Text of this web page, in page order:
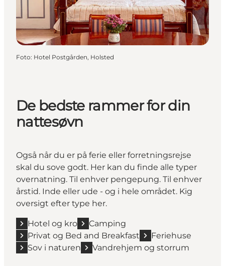
Foto: Hotel Postgården, Holsted
De bedste rammer for din
nattesøvn
Også når du er på ferie eller forretningsrejse
skal du sove godt. Her kan du finde alle typer
overnatning. Til enhver pengepung. Til enhver
årstid. Inde eller ude - og i hele området. Kig
oversigt efter type her.
Hotel og kro
Camping
Privat og Bed and Breakfast
Feriehuse
Sov i naturen
Vandrehjem og storrum